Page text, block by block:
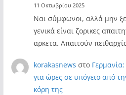
11 Οκτωβρίου 2025
Ναι σύμφωνοι, αλλά μην
γενικά είναι ζορικες
αρκετα. Απαιτούν
korakasnews στο
για ώρες σε υπόγειο από
κόρη της